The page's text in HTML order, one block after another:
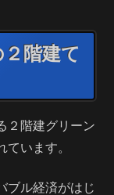
階建て
２階建グリーン
います。
ブル経済がはじ